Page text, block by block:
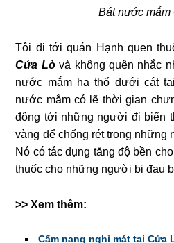
Bát nước mắm
Tôi đi tới quán Hạnh quen
Cửa Lòvà không quên nhắc
nước mắm hạ thổ dưới cát
nước mắm có lẽ thời gian
đông tới những người đi biển
vàng để chống rét trong những
Nó có tác dụng tăng độ bền
thuốc cho những người bị đau
>> Xem thêm:
Cẩm nang nghỉ mát tại Cửa